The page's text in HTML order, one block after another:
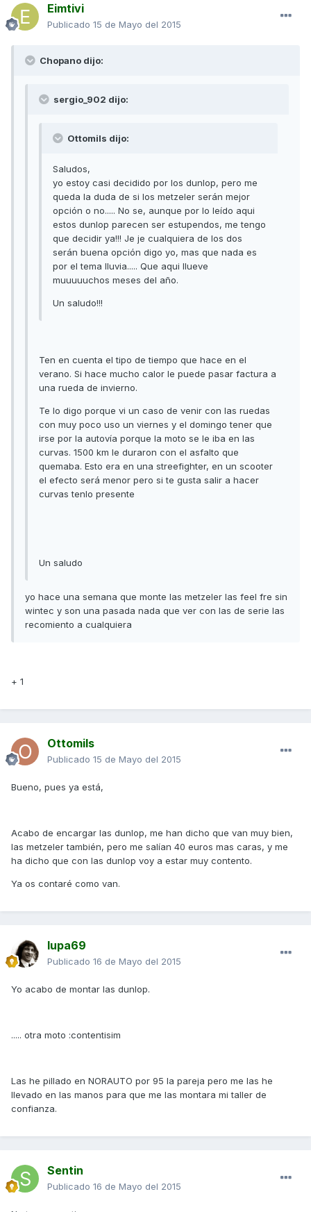
Eimtivi
Publicado 15 de Mayo del 2015
Chopano dijo:
sergio_902 dijo:
Ottomils dijo:
Saludos,
yo estoy casi decidido por los dunlop, pero me
queda la duda de si los metzeler serán mejor
opción o no..... No se, aunque por lo leído aqui
estos dunlop parecen ser estupendos, me tengo
que decidir ya!!! Je je cualquiera de los dos
serán buena opción digo yo, mas que nada es
por el tema lluvia..... Que aqui llueve
muuuuuchos meses del año.
Un saludo!!!
Ten en cuenta el tipo de tiempo que hace en el
verano. Si hace mucho calor le puede pasar factura a
una rueda de invierno.
Te lo digo porque vi un caso de venir con las ruedas
con muy poco uso un viernes y el domingo tener que
irse por la autovía porque la moto se le iba en las
curvas. 1500 km le duraron con el asfalto que
quemaba. Esto era en una streefighter, en un scooter
el efecto será menor pero si te gusta salir a hacer
curvas tenlo presente
Un saludo
yo hace una semana que monte las metzeler las feel fre sin
wintec y son una pasada nada que ver con las de serie las
recomiento a cualquiera
+ 1
Ottomils
Publicado 15 de Mayo del 2015
Bueno, pues ya está,
Acabo de encargar las dunlop, me han dicho que van muy bien,
las metzeler también, pero me salían 40 euros mas caras, y me
ha dicho que con las dunlop voy a estar muy contento.
Ya os contaré como van.
lupa69
Publicado 16 de Mayo del 2015
Yo acabo de montar las dunlop.
..... otra moto :contentisim
Las he pillado en NORAUTO por 95 la pareja pero me las he
llevado en las manos para que me las montara mi taller de
confianza.
Sentin
Publicado 16 de Mayo del 2015